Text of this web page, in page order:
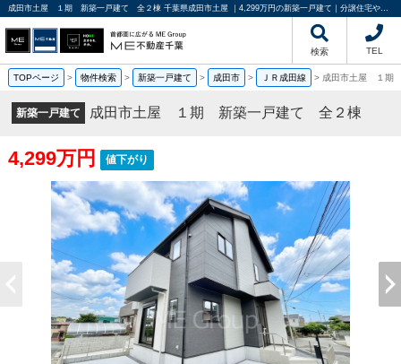
成田市土屋 １期 新築一戸建て 全２棟 千葉県成田市土屋 ｜4,299万円の新築一戸建て｜分譲住宅や新築物件｜ME不動産千葉
検索 TEL
TOPページ > 物件検索 > 新築一戸建て > 成田市 > ＪＲ成田線 > 成田市土屋 １期
新築一戸建て 成田市土屋 １期 新築一戸建て 全２棟
4,299万円 値下がり